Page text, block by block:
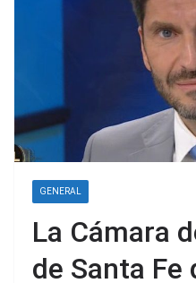
GENERAL
La Cámara
de Santa Fe